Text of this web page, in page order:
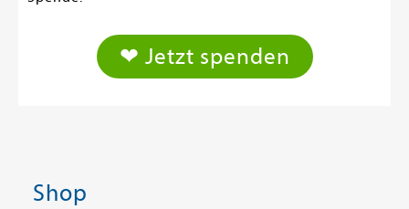
❤ Jetzt spenden
Shop